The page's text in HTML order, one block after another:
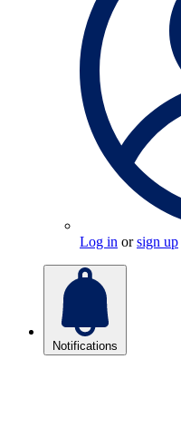
Log in orsign up
Notifications